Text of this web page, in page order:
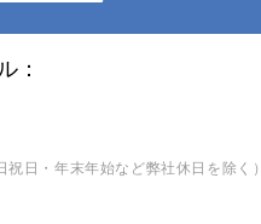
：
日・年末年始など弊社休日を除く）